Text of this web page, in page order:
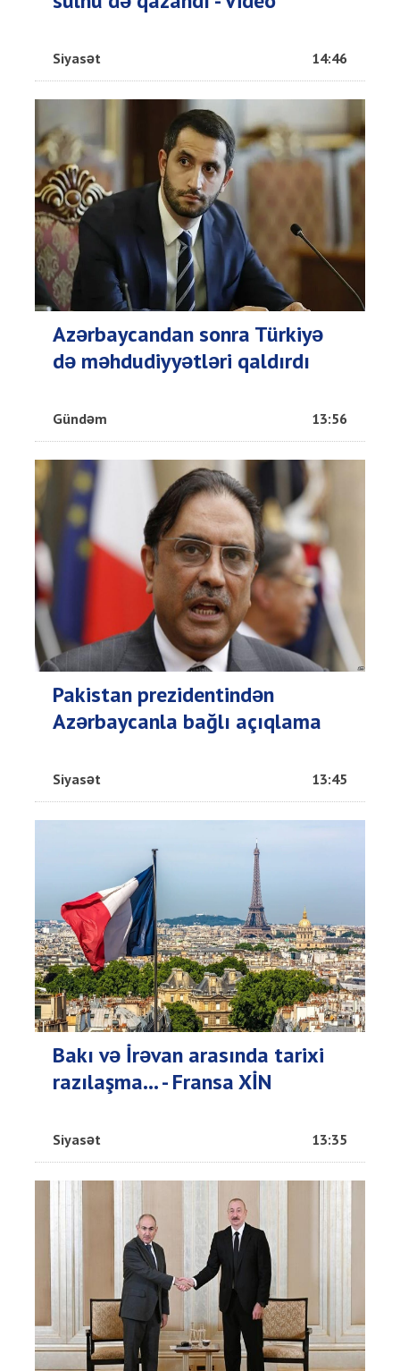
Siyasət 14:46
Azərbaycandan sonra Türkiyə
də məhdudiyyətləri qaldırdı
Gündəm 13:56
Pakistan prezidentindən
Azərbaycanla bağlı açıqlama
Siyasət 13:45
Bakı və İrəvan arasında tarixi
razılaşma... - Fransa XİN
Siyasət 13:35